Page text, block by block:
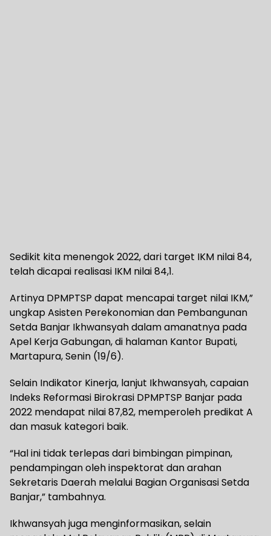
Sedikit kita menengok 2022, dari target IKM nilai 84,
telah dicapai realisasi IKM nilai 84,1.
Artinya DPMPTSP dapat mencapai target nilai IKM,”
ungkap Asisten Perekonomian dan Pembangunan
Setda Banjar Ikhwansyah dalam amanatnya pada
Apel Kerja Gabungan, di halaman Kantor Bupati,
Martapura, Senin (19/6).
Selain Indikator Kinerja, lanjut Ikhwansyah, capaian
Indeks Reformasi Birokrasi DPMPTSP Banjar pada
2022 mendapat nilai 87,82, memperoleh predikat A
dan masuk kategori baik.
“Hal ini tidak terlepas dari bimbingan pimpinan,
pendampingan oleh inspektorat dan arahan
Sekretaris Daerah melalui Bagian Organisasi Setda
Banjar,” tambahnya.
Ikhwansyah juga menginformasikan, selain